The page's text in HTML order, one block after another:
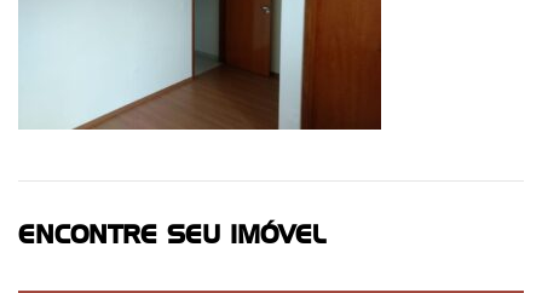
ENCONTRE SEU IMÓVEL